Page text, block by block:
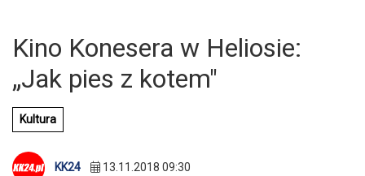
Kino Konesera w Heliosie:
„Jak pies z kotem"
Kultura
KK24 13.11.2018 09:30